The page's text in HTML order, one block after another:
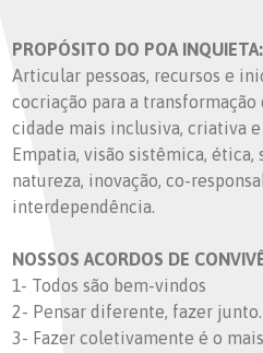
PROPÓSITO DO POA INQUIETA:
Articular pessoas, recursos e
cocriação para a
cidade mais inclusiva, criativa
Empatia, visão sistêmica, ética,
natureza, inovação, co-
interdependência.
NOSSOS ACORDOS DE
1- Todos são bem-vindos
2- Pensar diferente, fazer junto.
3- Fazer coletivamente é o